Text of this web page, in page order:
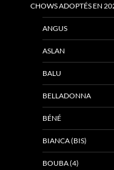
CHOWS ADOPTÉS EN
ANGUS
ASLAN
BALU
BELLADONNA
BÉNÉ
BIANCA (BIS)
BOUBA (4)